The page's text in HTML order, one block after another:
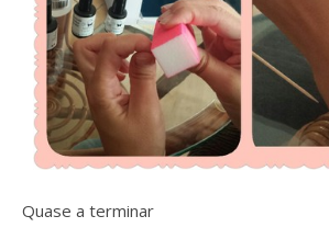
Quase a terminar